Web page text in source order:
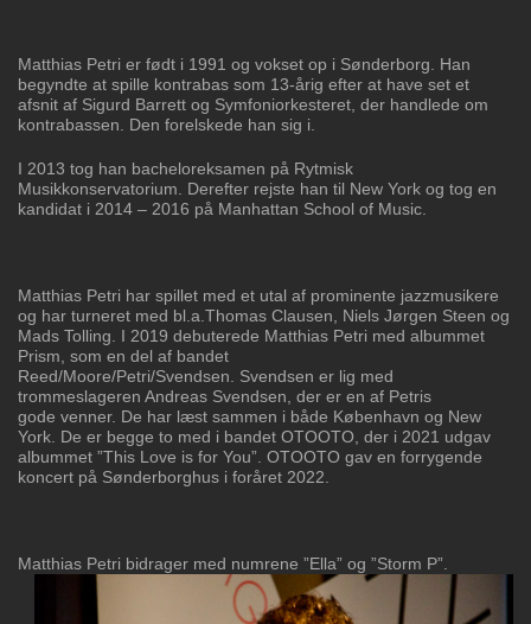
Matthias Petri er født i 1991 og vokset op i Sønderborg. Han
begyndte at spille kontrabas som 13-årig efter at have set et
afsnit af Sigurd Barrett og Symfoniorkesteret, der handlede om
kontrabassen. Den forelskede han sig i.
I 2013 tog han bacheloreksamen på Rytmisk
Musikkonservatorium. Derefter rejste han til New York og tog en
kandidat i 2014 – 2016 på Manhattan School of Music.
Matthias Petri har spillet med et utal af prominente jazzmusikere
og har turneret med bl.a.Thomas Clausen, Niels Jørgen Steen og
Mads Tolling. I 2019 debuterede Matthias Petri med albummet
Prism, som en del af bandet
Reed/Moore/Petri/Svendsen. Svendsen er lig med
trommeslageren Andreas Svendsen, der er en af Petris
gode venner. De har læst sammen i både København og New
York. De er begge to med i bandet OTOOTO, der i 2021 udgav
albummet ”This Love is for You”. OTOOTO gav en forrygende
koncert på Sønderborghus i foråret 2022.
Matthias Petri bidrager med numrene ”Ella” og ”Storm P”.